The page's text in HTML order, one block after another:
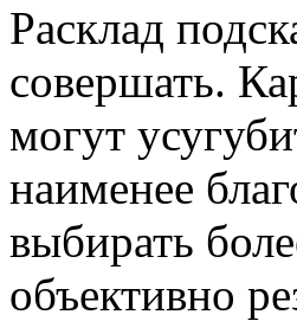
Расклад
совершать.
могут
наименее
выбирать
объективно